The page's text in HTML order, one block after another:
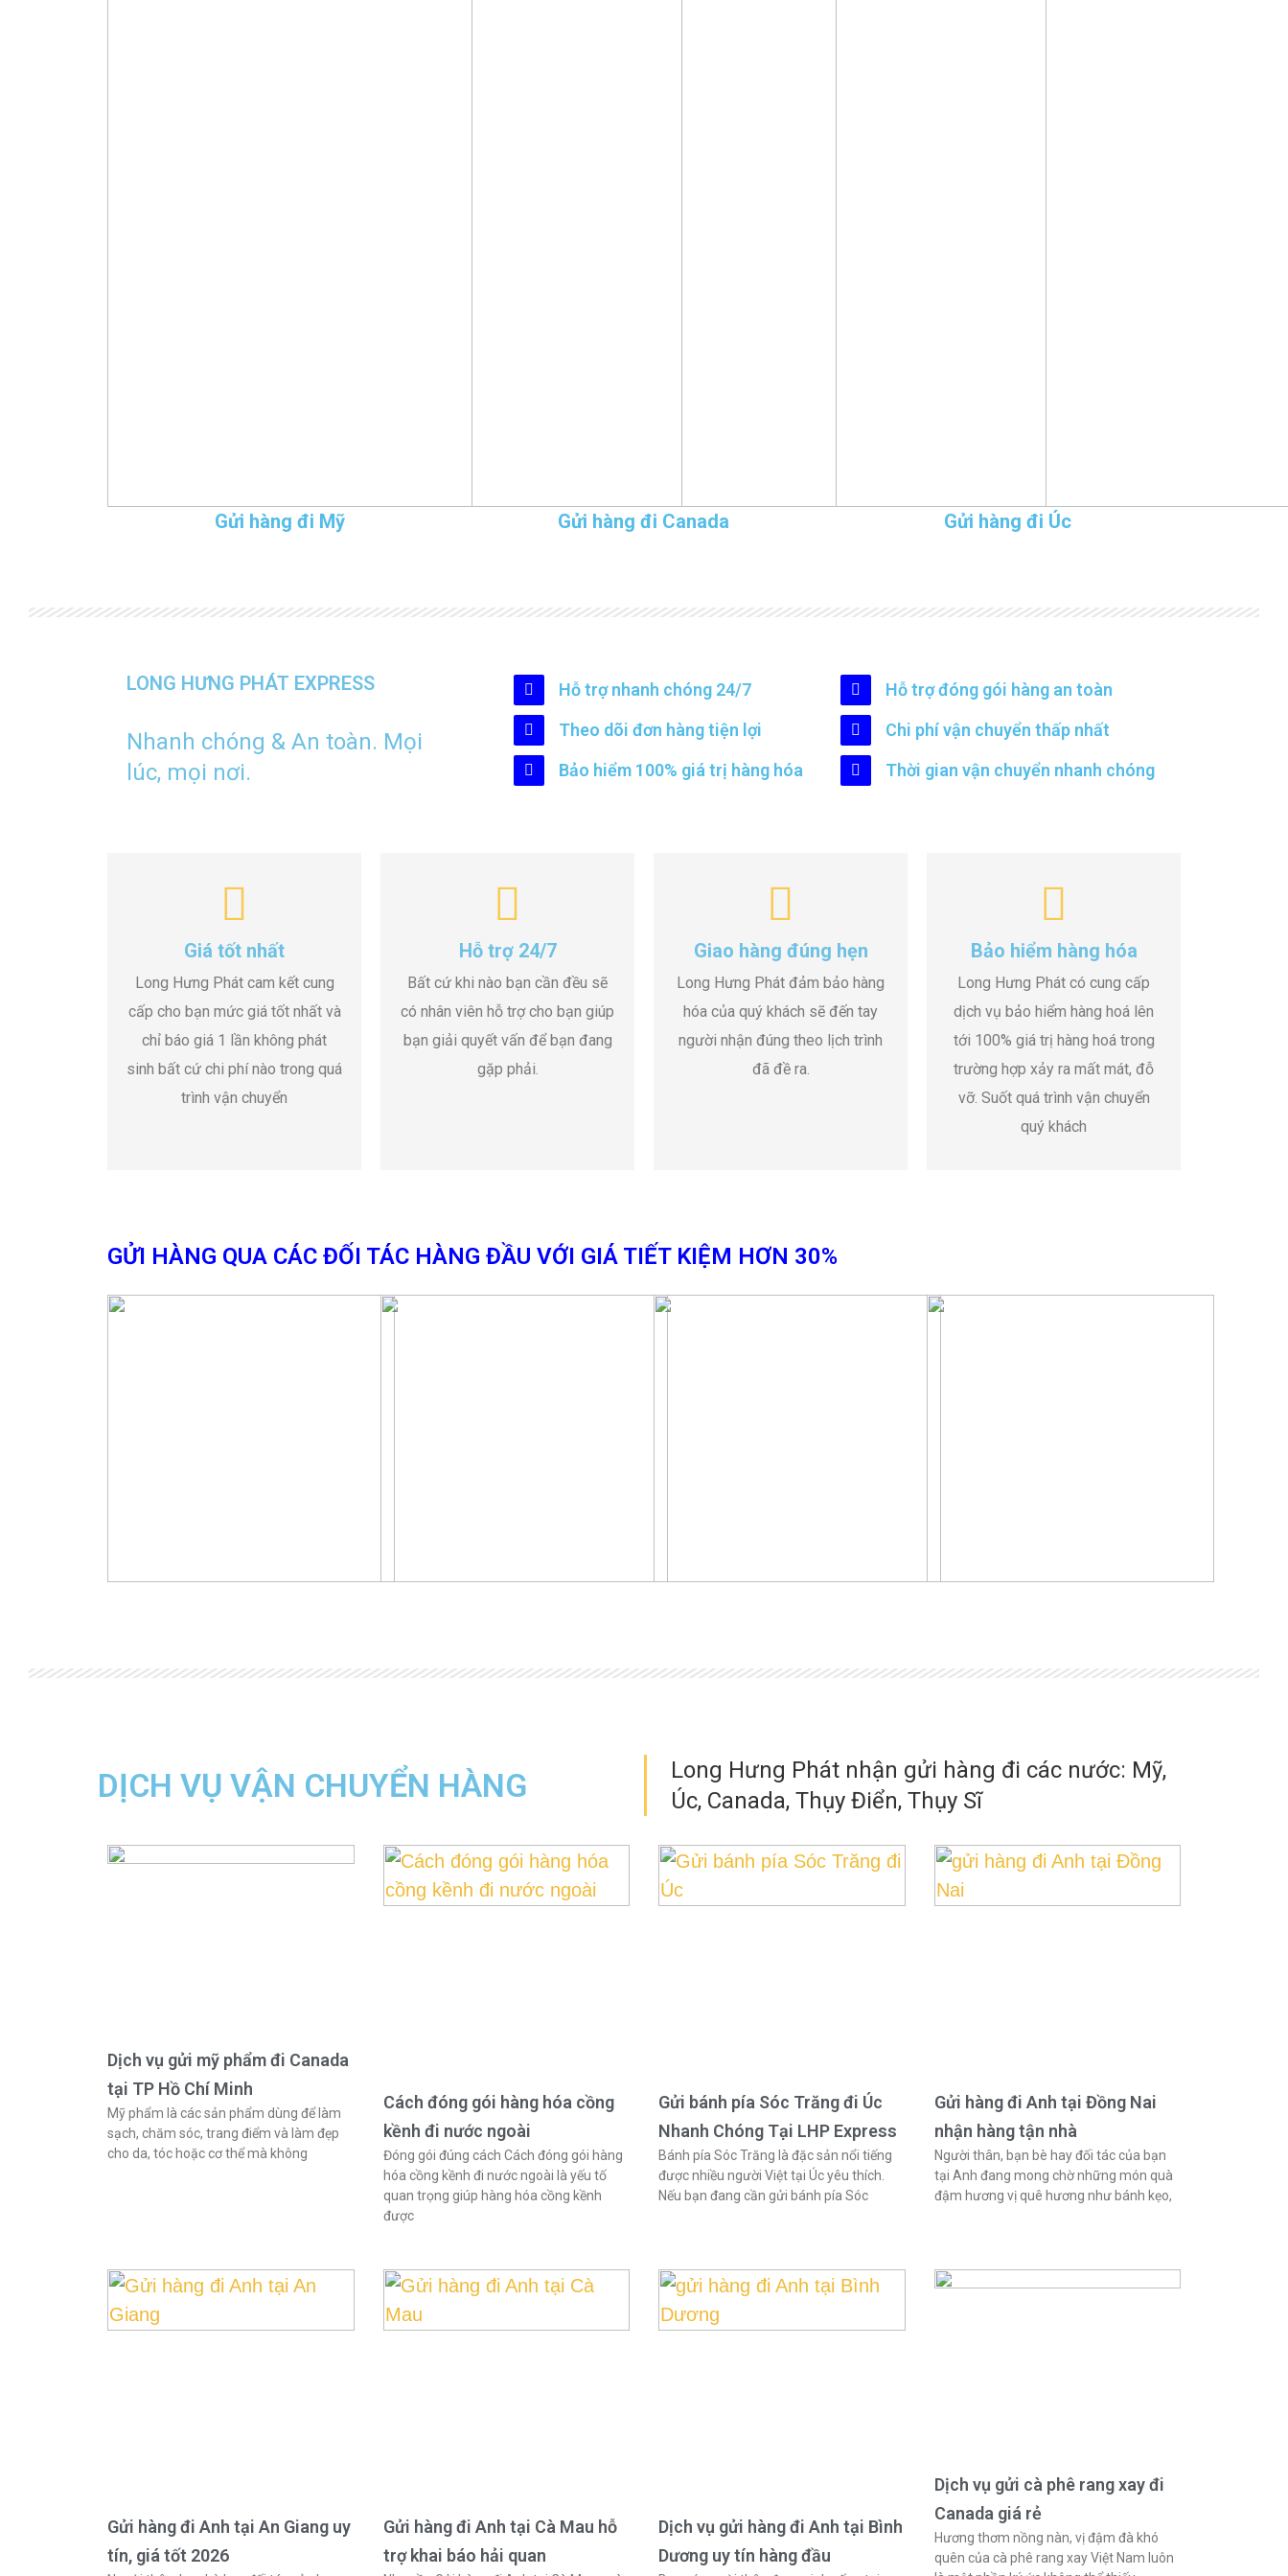
Gửi hàng đi Mỹ Gửi hàng đi Canada Gửi hàng đi Úc
LONG HƯNG PHÁT EXPRESS
Nhanh chóng & An toàn. Mọi
lúc, mọi nơi.
Hỗ trợ nhanh chóng 24/7
Hỗ trợ đóng gói hàng an toàn
Theo dõi đơn hàng tiện lợi
Chi phí vận chuyển thấp nhất
Bảo hiểm 100% giá trị hàng hóa
Thời gian vận chuyển nhanh chóng
Giá tốt nhất
Long Hưng Phát cam kết cung
cấp cho bạn mức giá tốt nhất và
chỉ báo giá 1 lần không phát
sinh bất cứ chi phí nào trong quá
trình vận chuyển
Hỗ trợ 24/7
Bất cứ khi nào bạn cần đều sẽ
có nhân viên hỗ trợ cho bạn giúp
bạn giải quyết vấn để bạn đang
gặp phải.
Giao hàng đúng hẹn
Long Hưng Phát đảm bảo hàng
hóa của quý khách sẽ đến tay
người nhận đúng theo lịch trình
đã đề ra.
Bảo hiểm hàng hóa
Long Hưng Phát có cung cấp
dịch vụ bảo hiểm hàng hoá lên
tới 100% giá trị hàng hoá trong
trường hợp xảy ra mất mát, đỗ
vỡ. Suốt quá trình vận chuyển
quý khách
GỬI HÀNG QUA CÁC ĐỐI TÁC HÀNG ĐẦU VỚI GIÁ TIẾT KIỆM HƠN 30%
DỊCH VỤ VẬN CHUYỂN HÀNG
Long Hưng Phát nhận gửi hàng đi các nước: Mỹ,
Úc, Canada, Thụy Điển, Thụy Sĩ
Dịch vụ gửi mỹ phẩm đi Canada
tại TP Hồ Chí Minh
Mỹ phẩm là các sản phẩm dùng để làm
sạch, chăm sóc, trang điểm và làm đẹp
cho da, tóc hoặc cơ thể mà không
Cách đóng gói hàng hóa cồng
kềnh đi nước ngoài
Đóng gói đúng cách Cách đóng gói hàng
hóa cồng kềnh đi nước ngoài là yếu tố
quan trọng giúp hàng hóa cồng kềnh
được
Gửi bánh pía Sóc Trăng đi Úc
Nhanh Chóng Tại LHP Express
Bánh pía Sóc Trăng là đặc sản nổi tiếng
được nhiều người Việt tại Úc yêu thích.
Nếu bạn đang cần gửi bánh pía Sóc
Gửi hàng đi Anh tại Đồng Nai
nhận hàng tận nhà
Người thân, bạn bè hay đối tác của bạn
tại Anh đang mong chờ những món quà
đậm hương vị quê hương như bánh kẹo,
Gửi hàng đi Anh tại An Giang uy
tín, giá tốt 2026
Gửi hàng đi Anh tại Cà Mau hỗ
trợ khai báo hải quan
Dịch vụ gửi hàng đi Anh tại Bình
Dương uy tín hàng đầu
Dịch vụ gửi cà phê rang xay đi
Canada giá rẻ
Hương thơm nồng nàn, vị đậm đà khó
quên của cà phê rang xay Việt Nam luôn